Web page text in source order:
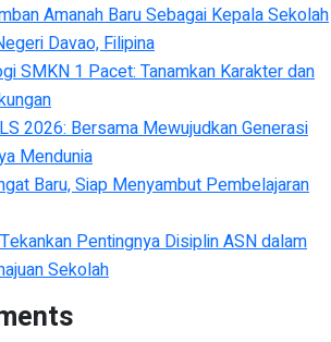
Amanah Baru Sebagai Kepala Sekolah
Davao, Filipina
SMKN 1 Pacet: Tanamkan Karakter dan
2026: Bersama Mewujudkan Generasi
Mendunia
Baru, Siap Menyambut Pembelajaran
Pentingnya Disiplin ASN dalam
Sekolah